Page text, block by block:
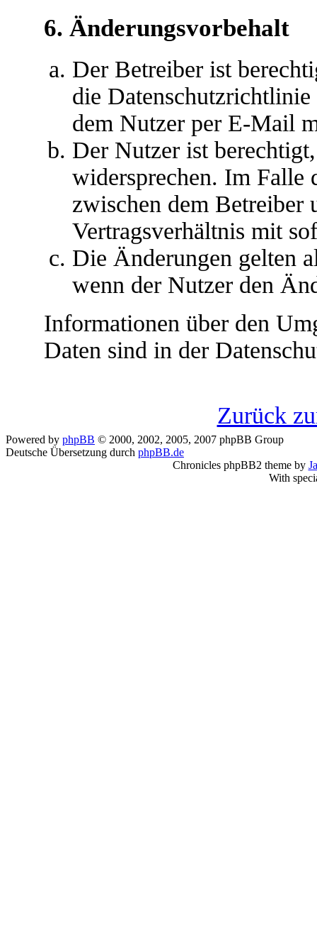
6. Änderungsvorbehalt
Der Betreiber ist
die
dem Nutzer per E-Mail
Der Nutzer ist
widersprechen. Im Falle
zwischen dem Betreiber
Vertragsverhältnis mit
Die Änderungen gelten
wenn der Nutzer den
Informationen über den
Daten sind in der
Zurück
Powered by phpBB © 2000, 2002, 2005, 2007 phpBB Group
Deutsche Übersetzung durch phpBB.de
Chronicles phpBB2 theme by
With